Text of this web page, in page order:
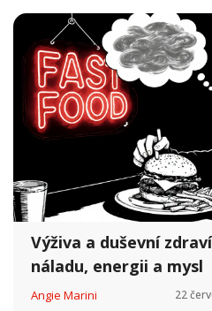
Výživa a duševní
náladu, energii a mysl
Angie Marini 22